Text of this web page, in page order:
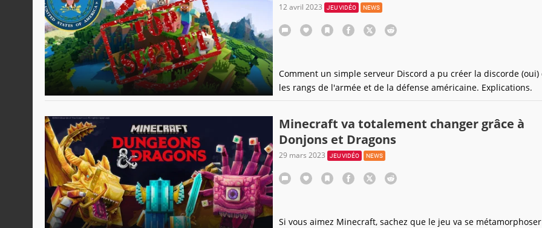
12 avril 2023 JEU VIDÉO NEWS
Comment un simple serveur Discord a pu créer la discorde (oui)
les rangs de l'armée et de la défense américaine. Explications.
Minecraft va totalement changer grâce à
Donjons et Dragons
29 mars 2023 JEU VIDÉO NEWS
Si vous aimez Minecraft, sachez que le jeu va se